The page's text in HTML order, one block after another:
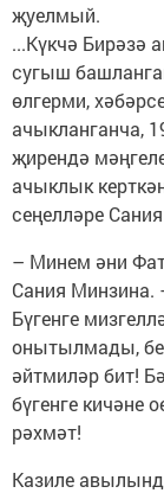
җуелмый.
...Күкчә Бирәзә
сугыш
өлгерми,
ачыкланганча,
җирендә
ачыклык
сеңелләре
– Минем әни
Сания Минзина.
Бүгенге
онытылмады,
әйтмиләр бит!
бүгенге кичәне
рәхмәт!
Казиле